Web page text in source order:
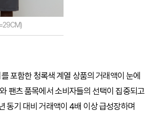
포함한 청록색 계열 상품의 거래액이 눈에
팬츠 품목에서 소비자들의 선택이 집중되고
동기 대비 거래액이 4배 이상 급성장하며